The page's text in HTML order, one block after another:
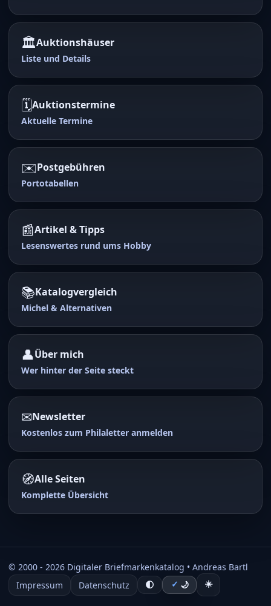
🏛️Auktionshäuser
Liste und Details
🗓️Auktionstermine
Aktuelle Termine
✉️Postgebühren
Portotabellen
📰Artikel & Tipps
Lesenswertes rund ums Hobby
📚Katalogvergleich
Michel & Alternativen
👤Über mich
Wer hinter der Seite steckt
✉Newsletter
Kostenlos zum Philaletter anmelden
🧭Alle Seiten
Komplette Übersicht
© 2000 - 2026 Digitaler Briefmarkenkatalog • Andreas Bartl
Impressum
Datenschutz 🌓 ✓ 🌙 ☀️